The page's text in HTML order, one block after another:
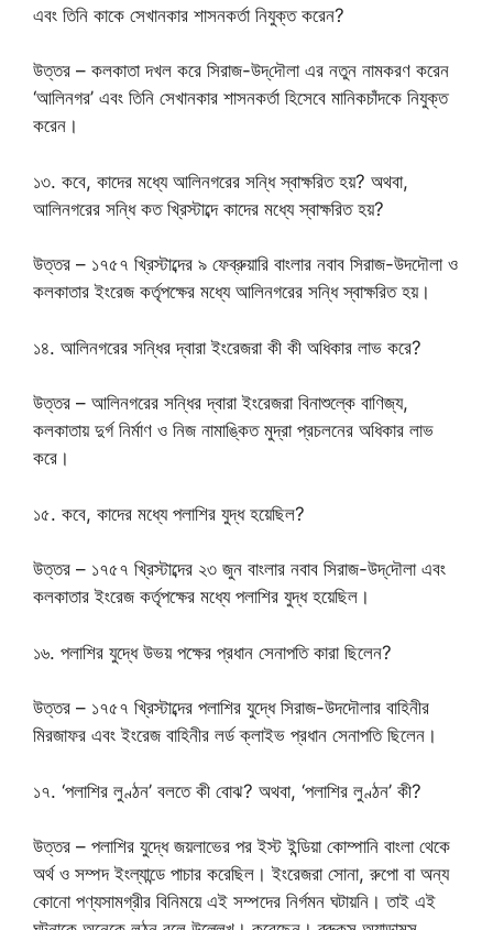
এবং তিনি কাকে সেখানকার শাসনকর্তা নিযুক্ত করেন?
উত্তর – কলকাতা দখল করে সিরাজ-উদ্‌দৌলা এর নতুন নামকরণ করেন
‘আলিনগর’ এবং তিনি সেখানকার শাসনকর্তা হিসেবে মানিকচাঁদকে নিযুক্ত
করেন।
১৩. কবে, কাদের মধ্যে আলিনগরের সন্ধি স্বাক্ষরিত হয়? অথবা,
আলিনগরের সন্ধি কত খ্রিস্টাব্দে কাদের মধ্যে স্বাক্ষরিত হয়?
উত্তর – ১৭৫৭ খ্রিস্টাব্দের ৯ ফেব্রুয়ারি বাংলার নবাব সিরাজ-উদদৌলা ও
কলকাতার ইংরেজ কর্তৃপক্ষের মধ্যে আলিনগরের সন্ধি স্বাক্ষরিত হয়।
১৪. আলিনগরের সন্ধির দ্বারা ইংরেজরা কী কী অধিকার লাভ করে?
উত্তর – আলিনগরের সন্ধির দ্বারা ইংরেজরা বিনাশুল্কে বাণিজ্য,
কলকাতায় দুর্গ নির্মাণ ও নিজ নামাঙ্কিত মুদ্রা প্রচলনের অধিকার লাভ
করে।
১৫. কবে, কাদের মধ্যে পলাশির যুদ্ধ হয়েছিল?
উত্তর – ১৭৫৭ খ্রিস্টাব্দের ২৩ জুন বাংলার নবাব সিরাজ-উদ্‌দৌলা এবং
কলকাতার ইংরেজ কর্তৃপক্ষের মধ্যে পলাশির যুদ্ধ হয়েছিল।
১৬. পলাশির যুদ্ধে উভয় পক্ষের প্রধান সেনাপতি কারা ছিলেন?
উত্তর – ১৭৫৭ খ্রিস্টাব্দের পলাশির যুদ্ধে সিরাজ-উদদৌলার বাহিনীর
মিরজাফর এবং ইংরেজ বাহিনীর লর্ড ক্লাইভ প্রধান সেনাপতি ছিলেন।
১৭. ‘পলাশির লুণ্ঠন’ বলতে কী বোঝ? অথবা, ‘পলাশির লুণ্ঠন’ কী?
উত্তর – পলাশির যুদ্ধে জয়লাভের পর ইস্ট ইন্ডিয়া কোম্পানি বাংলা থেকে
অর্থ ও সম্পদ ইংল্যান্ডে পাচার করেছিল। ইংরেজরা সোনা, রুপো বা অন্য
কোনো পণ্যসামগ্রীর বিনিময়ে এই সম্পদের নির্গমন ঘটায়নি। তাই এই